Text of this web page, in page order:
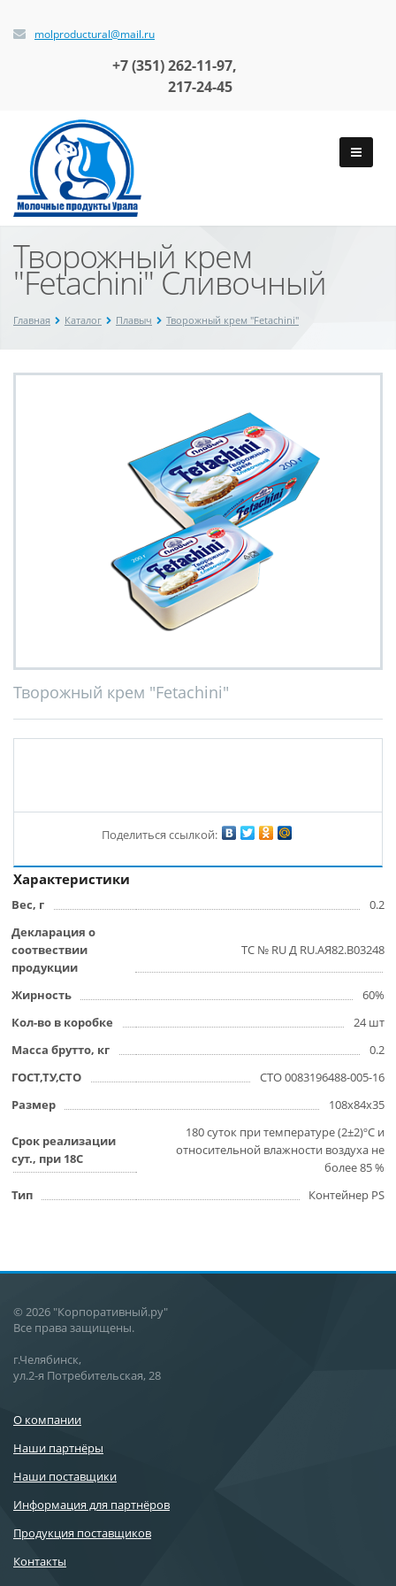
molproductural@mail.ru
+7 (351)262-11-97,
217-24-45
Творожный крем
"Fetachini" Сливочный
Главная Каталог Плавыч Творожный крем "Fetachini"
Творожный крем "Fetachini"
Поделиться ссылкой:
Характеристики
Вес, г
0.2
Декларация о
соотвествии
продукции
ТС № RU Д RU.АЯ82.В03248
Жирность
60%
Кол-во в коробке
24 шт
Масса брутто, кг
0.2
ГОСТ,ТУ,СТО
СТО 0083196488-005-16
Размер
108х84х35
Срок реализации
сут., при 18С
180 суток при температуре (2±2)ºС и
относительной влажности воздуха не
более 85 %
Тип
Контейнер РS
© 2026 "Корпоративный.ру"
Все права защищены.
г.Челябинск,
ул.2-я Потребительская, 28
О компании
Наши партнёры
Наши поставщики
Информация для партнёров
Продукция поставщиков
Контакты